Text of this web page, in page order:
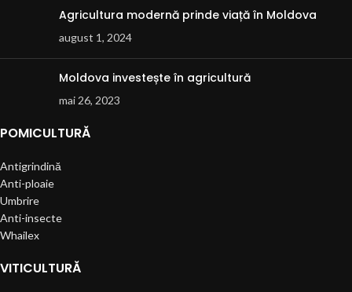
Agricultura modernă prinde viață în Moldova
august 1, 2024
Moldova investește în agricultură
mai 26, 2023
POMICULTURĂ
Antigrindină
Anti-ploaie
Umbrire
Anti-insecte
Whailex
VITICULTURĂ